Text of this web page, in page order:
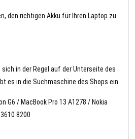
den richtigen Akku für Ihren Laptop zu
in der Regel auf der Unterseite des
es in die Suchmaschine des Shops ein.
G6 / MacBook Pro 13 A1278 / Nokia
8200